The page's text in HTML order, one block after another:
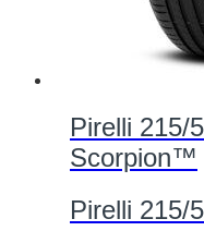
Pirelli 215/
Scorpion™
Pirelli 215/